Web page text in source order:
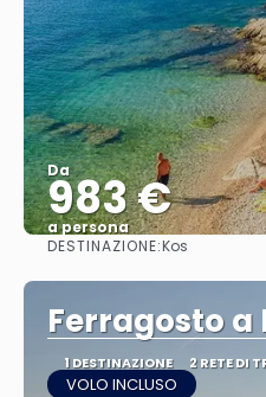
Da
983 €
a persona
DESTINAZIONE:Kos
Ferragosto a
1 DESTINAZIONE 2 RETE DI
VOLO INCLUSO